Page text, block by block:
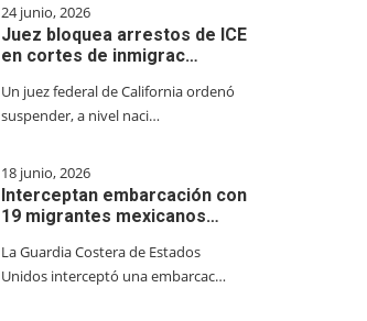
24 junio, 2026
Juez bloquea arrestos de ICE
en cortes de inmigrac…
Un juez federal de California ordenó
suspender, a nivel naci…
18 junio, 2026
Interceptan embarcación con
19 migrantes mexicanos…
La Guardia Costera de Estados
Unidos interceptó una embarcac…